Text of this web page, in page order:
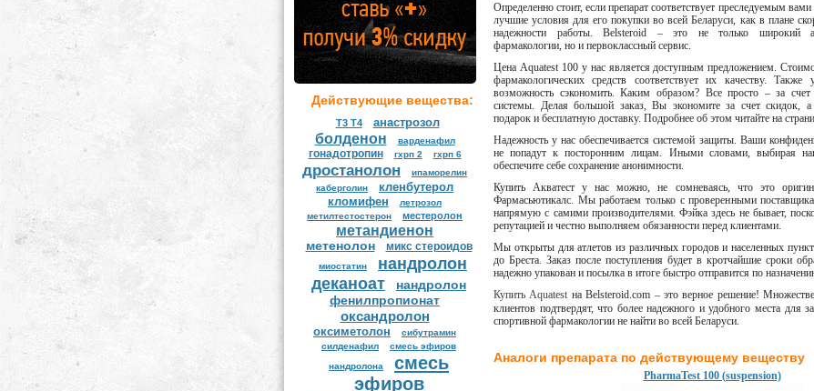
Определенно стоит, если препарат соответствует преследуемым
лучшие условия для его покупки во всей Беларуси, как в плане
надежности работы. Belsteroid – это не только широкий
фармакологии, но и первоклассный сервис.
Цена Aquatest 100 у нас является доступным предложением.
фармакологических средств соответствует их качеству.
возможность сэкономить. Каким образом? Все просто – за
системы. Делая большой заказ, Вы экономите за счет скидок,
подарок и бесплатную доставку. Подробнее об этом читайте на
Надежность у нас обеспечивается системой защиты. Ваши
не попадут к посторонним лицам. Иными словами, выбирая
обеспечите себе сохранение анонимности.
Купить Акватест у нас можно, не сомневаясь, что это
Фармасьютикалс. Мы работаем только с проверенными
напрямую с самими производителями. Фэйка здесь не бывает,
репутацией и честно выполняем обязанности перед клиентами.
Мы открыты для атлетов из различных городов и населенных
до Бреста. Заказ после поступления будет в кротчайшие сроки
надежно упакован и посылка в итоге быстро отправится по
Купить Aquatest на Belsteroid.com – это верное решение!
клиентов подтвердят, что более надежного и удобного места для
спортивной фармакологии не найти во всей Беларуси.
Аналоги препарата по действующему веществу
PharmaTest 100 (suspension)
Действующие вещества:
Т3 Т4 анастрозол
болденон варденафил
гонадотропин гхрп 2 гхрп 6
дростанолон
ипаморелин
каберголин
кленбутерол
кломифен
летрозол
мeтилтестостерон
местеролон
метандиенон
метенолон микс стероидов
миостатин
нандролон
деканоат
нандролон
фенилпропионат
оксандролон
оксиметолон
сибутрамин
силденафил
смесь эфиров
нандролона
смесь
эфиров